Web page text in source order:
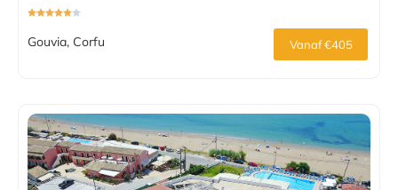
Gouvia, Corfu Vanaf €405